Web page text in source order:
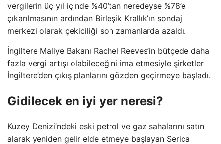
vergilerin üç yıl içinde %40’tan neredeyse %78’e
çıkarılmasının ardından Birleşik Krallık’ın sondaj
merkezi olarak çekiciliği son zamanlarda azaldı.
İngiltere Maliye Bakanı Rachel Reeves’in bütçede daha
fazla vergi artışı olabileceğini ima etmesiyle şirketler
İngiltere’den çıkış planlarını gözden geçirmeye başladı.
Gidilecek en iyi yer neresi?
Kuzey Denizi’ndeki eski petrol ve gaz sahalarını satın
alarak yeniden gelir elde etmeye başlayan Serica